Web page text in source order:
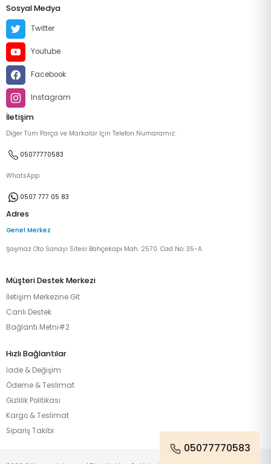
Sosyal Medya
Twitter
Youtube
Facebook
Instagram
İletişim
Diğer Tüm Parça ve Markalar İçin Telefon Numaramız:
05077770583
WhatsApp
0507 777 05 83
Adres
Genel Merkez
Şaşmaz Oto Sanayi Sitesi Bahçekapı Mah. 2570. Cad No: 35-A
Müşteri Destek Merkezi
İletişim Merkezine Git
Canlı Destek
Bağlantı Metni#2
Hızlı Bağlantılar
İade & Değişim
Ödeme & Teslimat
Gizlilik Politikası
Kargo & Teslimat
Sipariş Takibi
05077770583